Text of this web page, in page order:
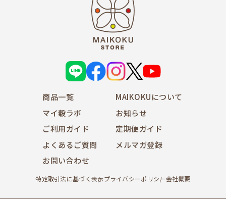
(f) 犯罪的行為に結びつく行為
(g) その他、法令に反する行為
2. 会員が当サイトの利用にあたり、第三者に対して損
害を与えた場合、当該会員は、自己の責任と費用をも
って解決し、当社に迷惑を掛け或は損害を与えること
のないものとします。
3. 当社は当サイトの利用により発生した会員の損害全
てに対し、いかなる責任をも負わないものとし、損害
賠償をする一切の義務はないものとします。
社は、当該会員に対して被った損害の賠償を請求でき
るものとします。
会員登録情報の変更について
1. 会員は、住所、電話番号その他当社への届出内容に
録情報の変更手続きを行って下さい。
L
N
f
a
c
i
n
s
X
Y
o
u
u
e
商品一覧
MAIKOKUについて
マイ穀ラボ
お知らせ
ご利用ガイド
定期便ガイド
よくあるご質問
メルマガ登録
お問い合わせ
特定取引法に基づく表示プライバシーポリシー会社概要